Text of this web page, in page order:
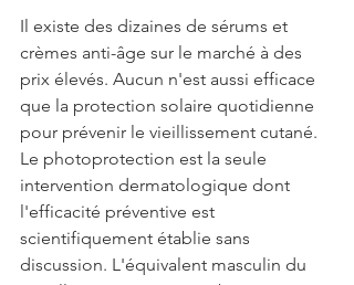
Il existe des dizaines de sérums et
crèmes anti-âge sur le marché à des
prix élevés. Aucun n'est aussi efficace
que la protection solaire quotidienne
pour prévenir le vieillissement cutané.
Le photoprotection est la seule
intervention dermatologique dont
l'efficacité préventive est
scientifiquement établie sans
discussion. L'équivalent masculin du